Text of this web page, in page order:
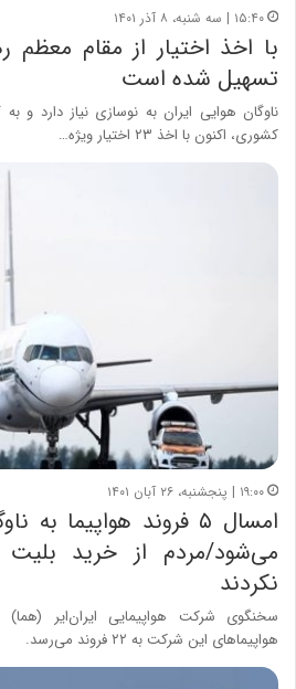
۱۵:۴۰ | سه شنبه، ۸ آذر ۱۴۰۱
با اخذ اختیار از مقام معظم
تسهیل شده است
ناوگان هوایی ایران به نوسازی نیاز دارد و
کشوری، اکنون با اخذ ۲۳ اختیار ویژه…
۱۹:۰۰ | پنجشنبه، ۲۶ آبان ۱۴۰۱
امسال ۵ فروند هواپیما
می‌شود/مردم از خرید بلیت
نکردند
سخنگوی شرکت هواپیمایی ایران‌ایر
هواپیماهای این شرکت به ٢٢ فروند می‌رسد.